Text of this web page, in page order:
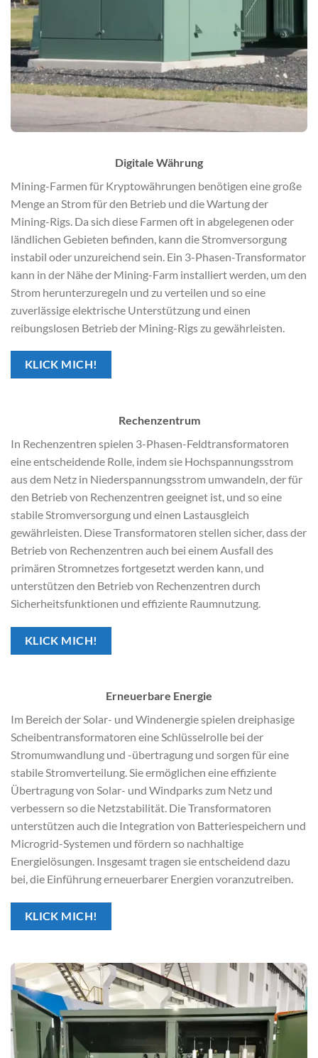
Digitale Währung
Mining-Farmen für Kryptowährungen benötigen eine große
Menge an Strom für den Betrieb und die Wartung der
Mining-Rigs. Da sich diese Farmen oft in abgelegenen oder
ländlichen Gebieten befinden, kann die Stromversorgung
instabil oder unzureichend sein. Ein 3-Phasen-Transformator
kann in der Nähe der Mining-Farm installiert werden, um den
Strom herunterzuregeln und zu verteilen und so eine
zuverlässige elektrische Unterstützung und einen
reibungslosen Betrieb der Mining-Rigs zu gewährleisten.
KLICK MICH!
Rechenzentrum
In Rechenzentren spielen 3-Phasen-Feldtransformatoren
eine entscheidende Rolle, indem sie Hochspannungsstrom
aus dem Netz in Niederspannungsstrom umwandeln, der für
den Betrieb von Rechenzentren geeignet ist, und so eine
stabile Stromversorgung und einen Lastausgleich
gewährleisten. Diese Transformatoren stellen sicher, dass der
Betrieb von Rechenzentren auch bei einem Ausfall des
primären Stromnetzes fortgesetzt werden kann, und
unterstützen den Betrieb von Rechenzentren durch
Sicherheitsfunktionen und effiziente Raumnutzung.
KLICK MICH!
Erneuerbare Energie
Im Bereich der Solar- und Windenergie spielen dreiphasige
Scheibentransformatoren eine Schlüsselrolle bei der
Stromumwandlung und -übertragung und sorgen für eine
stabile Stromverteilung. Sie ermöglichen eine effiziente
Übertragung von Solar- und Windparks zum Netz und
verbessern so die Netzstabilität. Die Transformatoren
unterstützen auch die Integration von Batteriespeichern und
Microgrid-Systemen und fördern so nachhaltige
Energielösungen. Insgesamt tragen sie entscheidend dazu
bei, die Einführung erneuerbarer Energien voranzutreiben.
KLICK MICH!